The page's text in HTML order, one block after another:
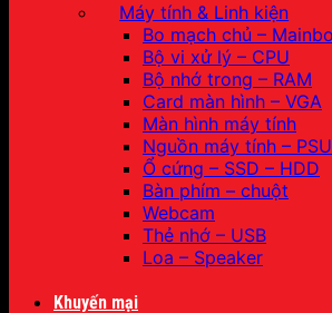
Máy tính & Linh kiện
Bo mạch chủ –
Bộ vi xử lý – CPU
Bộ nhớ trong – RAM
Card màn hình – VGA
Màn hình máy tính
Nguồn máy tính – PSU
Ổ cứng – SSD – HDD
Bàn phím – chuột
Webcam
Thẻ nhớ – USB
Loa – Speaker
Khuyến mại